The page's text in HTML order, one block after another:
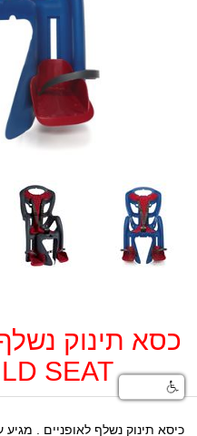
SEAT
כיסא תינוק נשלף לאופניים .